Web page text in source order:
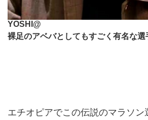
YOSHI@
裸足のアベバとしてもすごく有名な選
エチオピアでこの伝説のマラソン